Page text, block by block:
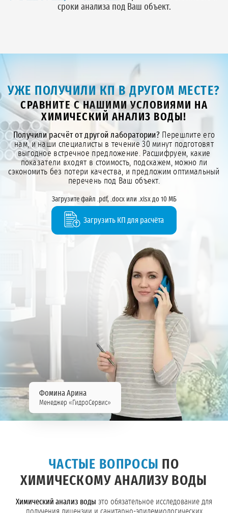
сроки анализа под Ваш объект.
УЖЕ ПОЛУЧИЛИ КП В ДРУГОМ МЕСТЕ?
СРАВНИТЕ С НАШИМИ УСЛОВИЯМИ НА
ХИМИЧЕСКИЙ АНАЛИЗ ВОДЫ!
Получили расчёт от другой лаборатории? Перешлите его
нам, и наши специалисты в течение 30 минут подготовят
выгодное встречное предложение. Расшифруем, какие
показатели входят в стоимость, подскажем, можно ли
сэкономить без потери качества, и предложим оптимальный
перечень под Ваш объект.
Загрузите файл .pdf, .docx или .xlsx до 10 МБ
Загрузить КП для расчёта
Фомина Арина
Менеджер «ГидроСервис»
ЧАСТЫЕ ВОПРОСЫ
ПО
ХИМИЧЕСКОМУ АНАЛИЗУ ВОДЫ
Химический анализ воды это обязательное исследование для